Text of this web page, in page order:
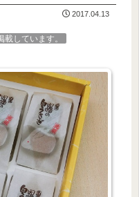
2017.04.13
しています。